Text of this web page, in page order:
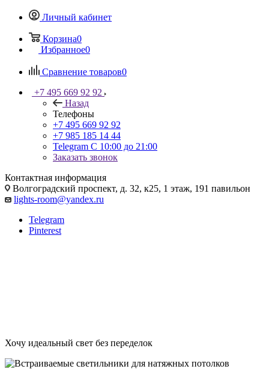
Личный кабинет
Корзина0
Избранное0
Сравнение товаров0
+7 495 669 92 92
Назад
Телефоны
+7 495 669 92 92
+7 985 185 14 44
Telegram С 10:00 до 21:00
Заказать звонок
Контактная информация
Волгоградский проспект, д. 32, к25, 1 этаж, 191 павильон
lights-room@yandex.ru
Telegram
Pinterest
Хочу идеальный свет без переделок